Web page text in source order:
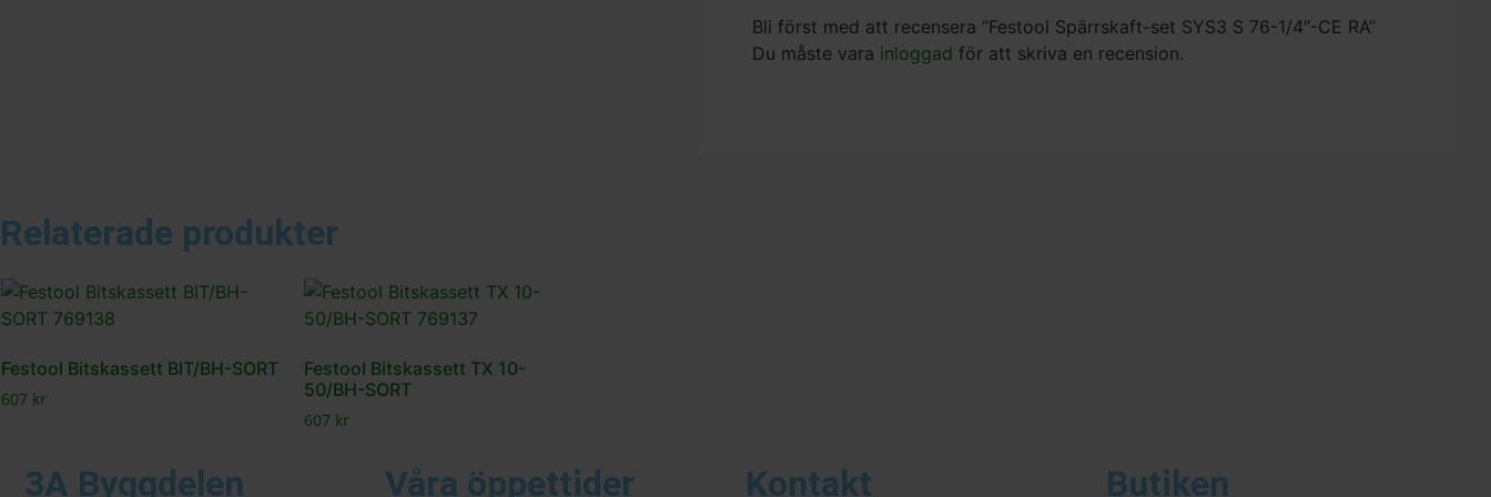
Bli först med att recensera ”Festool Spärrskaft-set SYS3 S 76-1/4″-CE RA”
Du måste vara inloggad för att skriva en recension.
Relaterade produkter
Festool Bitskassett BIT/BH-SORT
607 kr
Festool Bitskassett TX 10-
50/BH-SORT
607 kr
3A Byggdelen Våra öppettider Kontakt Butiken